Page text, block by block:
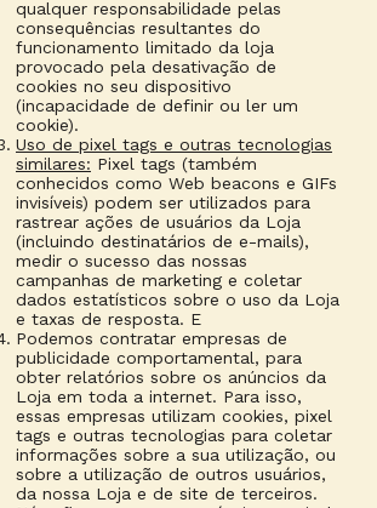
qualquer responsabilidade pelas
consequências resultantes do
funcionamento limitado da loja
provocado pela desativação de
cookies no seu dispositivo
(incapacidade de definir ou ler um
cookie).
Uso de pixel tags e outras tecnologias
similares: Pixel tags (também
conhecidos como Web beacons e GIFs
invisíveis) podem ser utilizados para
rastrear ações de usuários da Loja
(incluindo destinatários de e-mails),
medir o sucesso das nossas
campanhas de marketing e coletar
dados estatísticos sobre o uso da Loja
e taxas de resposta. E
Podemos contratar empresas de
publicidade comportamental, para
obter relatórios sobre os anúncios da
Loja em toda a internet. Para isso,
essas empresas utilizam cookies, pixel
tags e outras tecnologias para coletar
informações sobre a sua utilização, ou
sobre a utilização de outros usuários,
da nossa Loja e de site de terceiros.